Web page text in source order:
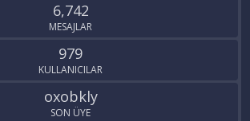
6,742
MESAJLAR
979
KULLANICILAR
oxobkly
SON ÜYE